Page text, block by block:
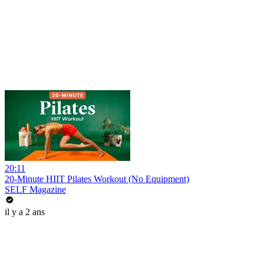
20:11
20-Minute HIIT Pilates Workout (No Equipment)
SELF Magazine
il y a 2 ans